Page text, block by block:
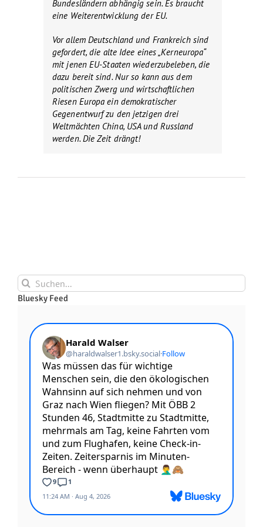
Bundesländern abhängig sein. Es braucht
eine Weiterentwicklung der EU.
Vor allem Deutschland und Frankreich sind
gefordert, die alte Idee eines „Kerneuropa“
mit jenen EU-Staaten wiederzubeleben, die
dazu bereit sind. Nur so kann aus dem
politischen Zwerg und wirtschaftlichen
Riesen Europa ein demokratischer
Gegenentwurf zu den jetzigen drei
Weltmächten China, USA und Russland
werden. Die Zeit drängt!
Suche
nach:
Bluesky Feed